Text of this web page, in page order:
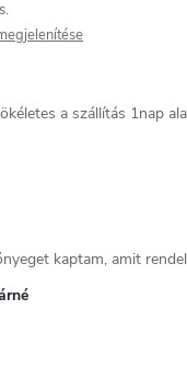
a szállítás 1nap
kaptam, amit